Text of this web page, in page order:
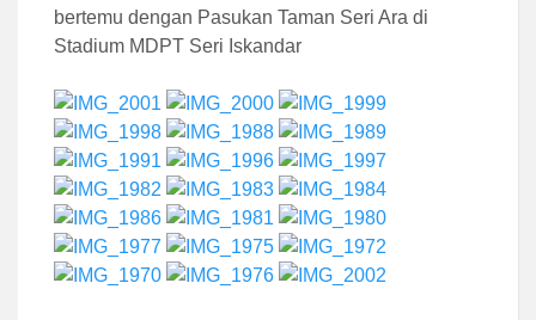
bertemu dengan Pasukan Taman Seri Ara di
Stadium MDPT Seri Iskandar